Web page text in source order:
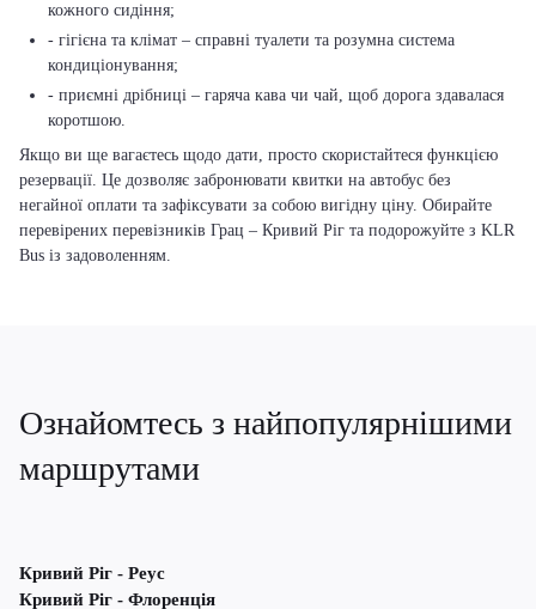
кожного сидіння;
- гігієна та клімат – справні туалети та розумна система
кондиціонування;
- приємні дрібниці – гаряча кава чи чай, щоб дорога здавалася
коротшою.
Якщо ви ще вагаєтесь щодо дати, просто скористайтеся функцією
резервації. Це дозволяє забронювати квитки на автобус без
негайної оплати та зафіксувати за собою вигідну ціну. Обирайте
перевірених перевізників Грац – Кривий Ріг та подорожуйте з KLR
Bus із задоволенням.
Ознайомтесь з найпопулярнішими
маршрутами
Кривий Ріг - Реус
Кривий Ріг - Флоренція